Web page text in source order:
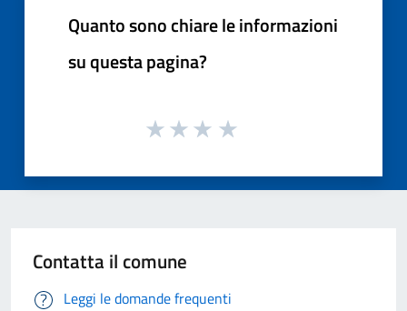
Quanto sono chiare le informazioni
su questa pagina?
Contatta il comune
Leggi le domande frequenti